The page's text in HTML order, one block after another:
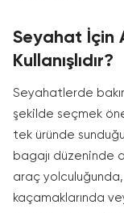
Seyahat İçin
Kullanışlıdır?
Seyahatlerde
şekilde seçmek
tek üründe
bagajı düzeninde
araç
kaçamaklarında